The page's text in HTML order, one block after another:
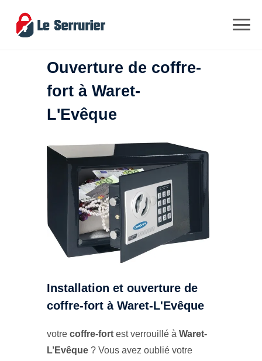
Ouverture de coffre-
fort à Waret-
L'Evêque
Installation et ouverture de
coffre-fort à Waret-L'Evêque
votre coffre-fort est verrouillé à Waret-
L’Evêque ? Vous avez oublié votre